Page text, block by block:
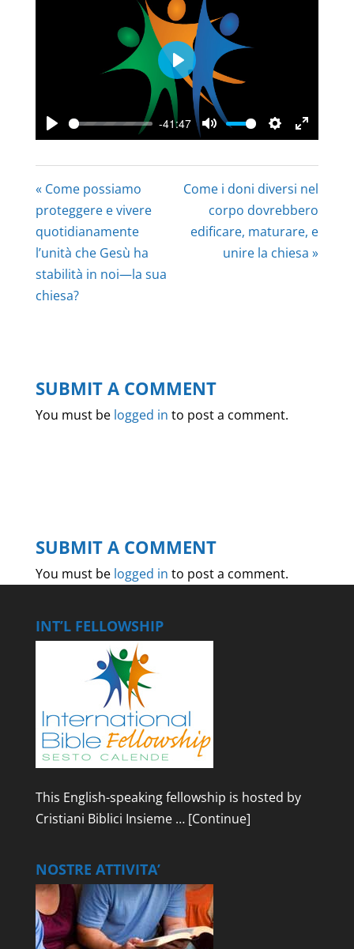
Play
-41:47
Mute Settings
Enter
Play
« Come possiamo
proteggere e vivere
quotidianamente
l’unità che Gesù ha
stabilità in noi—la sua
chiesa?
Come i doni diversi nel
corpo dovrebbero
edificare, maturare, e
unire la chiesa »
SUBMIT A COMMENT
You must be logged in to post a comment.
SUBMIT A COMMENT
You must be logged in to post a comment.
INT’L FELLOWSHIP
This English-speaking fellowship is hosted by
Cristiani Biblici Insieme … [Continue]
NOSTRE ATTIVITA’